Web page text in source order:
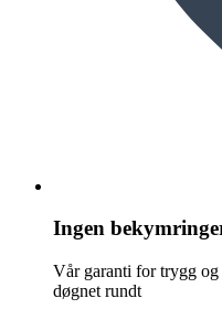
Ingen
Vår garanti for trygg
døgnet rundt